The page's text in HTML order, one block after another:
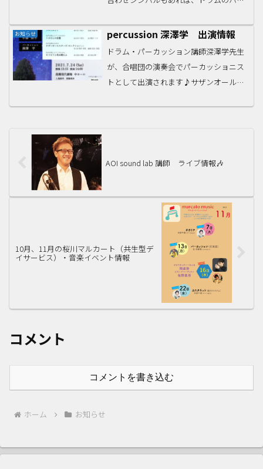
ックを使って鳴らすシンバルも…実は、
ピアノの前身ともされる鍵盤楽器チェン
バロ（ハープシコー...
お知らせ percussion 深澤学 出演情報
ドラム・パーカッション講師深澤学先生
が、合唱団の演奏会でパーカッショニス
トとして出演されます♪サザンオールス
AOI sound lab 講師 ライブ情報🎶
10月、11月の桜川マルカート（共生型デ
イサービス）・音楽イベント情報
コメント
コメントを書き込む
ホーム お知らせ